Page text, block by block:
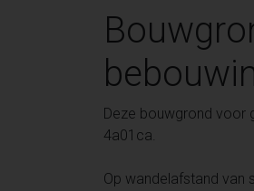
Deze bouwgrond voor
4a01ca.
Op wandelafstand van